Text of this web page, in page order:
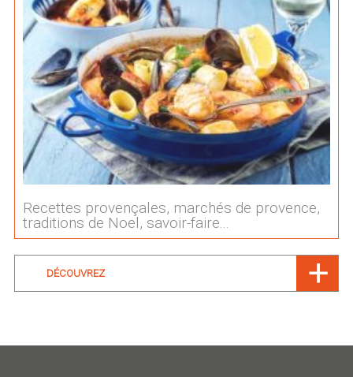
Recettes provençales, marchés de provence,
traditions de Noel, savoir-faire...
DÉCOUVREZ